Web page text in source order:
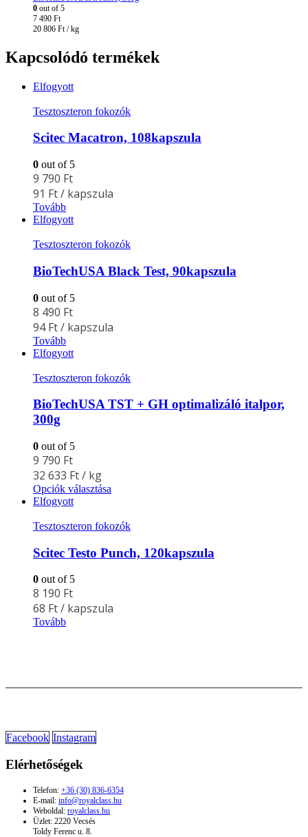
0 out of 5
7 490 Ft
20 806 Ft / kg
Kapcsolódó termékek
Elfogyott
Tesztoszteron fokozók
Scitec Macatron, 108kapszula
0 out of 5
9 790 Ft
91 Ft/ kapszula
Tovább
Elfogyott
Tesztoszteron fokozók
BioTechUSA Black Test, 90kapszula
0 out of 5
8 490 Ft
94Ft/ kapszula
Tovább
Elfogyott
Tesztoszteron fokozók
BioTechUSA TST + GH optimalizáló italpor,
300g
0 out of 5
9 790 Ft
32 633 Ft/ kg
Opciók választása
Elfogyott
Tesztoszteron fokozók
Scitec Testo Punch, 120kapszula
0 out of 5
8 190 Ft
68 Ft/ kapszula
Tovább
Facebook Instagram
Elérhetőségek
Telefon: +36 (30) 836-6354
E-mail: info@royalclass.hu
Weboldal: royalclass.hu
Üzlet: 2220 Vecsés
Toldy Ferenc u. 8.